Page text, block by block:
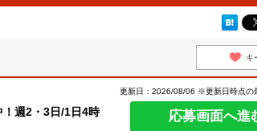
キ
週2・3日/1日4時
更新日：2026/08/06 ※更新日時点の
応募画面へ進